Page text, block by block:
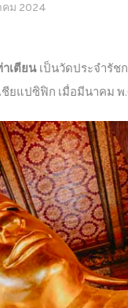
คม 2024
เตียน เป็นวัดประจำรัช
ยแปซิฟิก เมื่อมีนาคม พ